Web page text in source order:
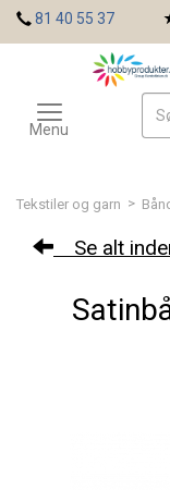
Tekstiler og garn >
Se alt
81 40 55 37
Toggle
navigation
Menu